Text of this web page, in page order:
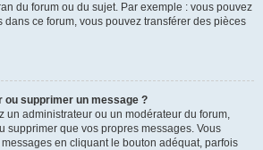
du forum ou du sujet. Par exemple : vous pouvez
ce forum, vous pouvez transférer des pièces
ou supprimer un message ?
un administrateur ou un modérateur du forum,
supprimer que vos propres messages. Vous
en cliquant le bouton adéquat, parfois